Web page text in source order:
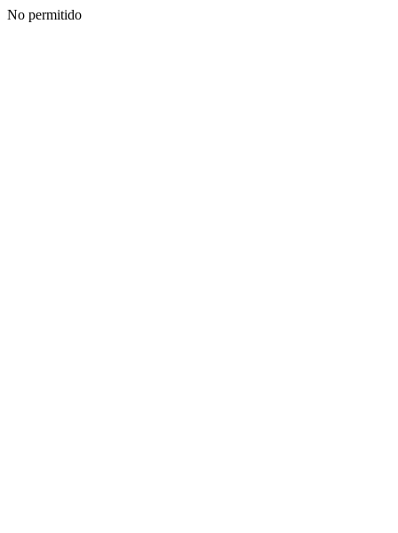
No permitido